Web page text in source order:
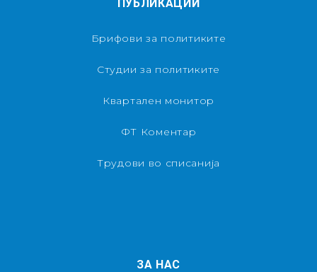
ПУБЛИКАЦИИ
Брифови за политиките
Студии за политиките
Квартален монитор
ФТ Коментар
Трудови во списанија
ЗА НАС